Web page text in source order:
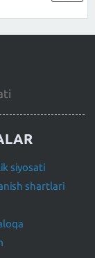
siyosati
shartlari